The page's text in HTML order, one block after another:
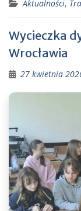
Aktualności,
Wycieczka
Wrocławia
27 kwietnia